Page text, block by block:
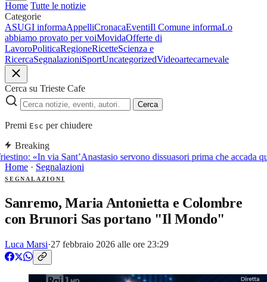
Home Tutte le notizie
Categorie
ASUGI informaAppelliCronacaEventiIl Comune informaLo
abbiamo provato per voiMovidaOfferte di
LavoroPoliticaRegioneRicetteScienza e
RicercaSegnalazioniSportUncategorizedVideoartecarnevale
Cerca su Trieste Cafe
Cerca
Premi Esc per chiudere
Breaking
«In via Sant’Anastasio servono dissuasori prima che accada
Home · Segnalazioni
SEGNALAZIONI
Sanremo, Maria Antonietta e Colombre
con Brunori Sas portano "Il Mondo"
Luca Marsi·27 febbraio 2026 alle ore 23:29